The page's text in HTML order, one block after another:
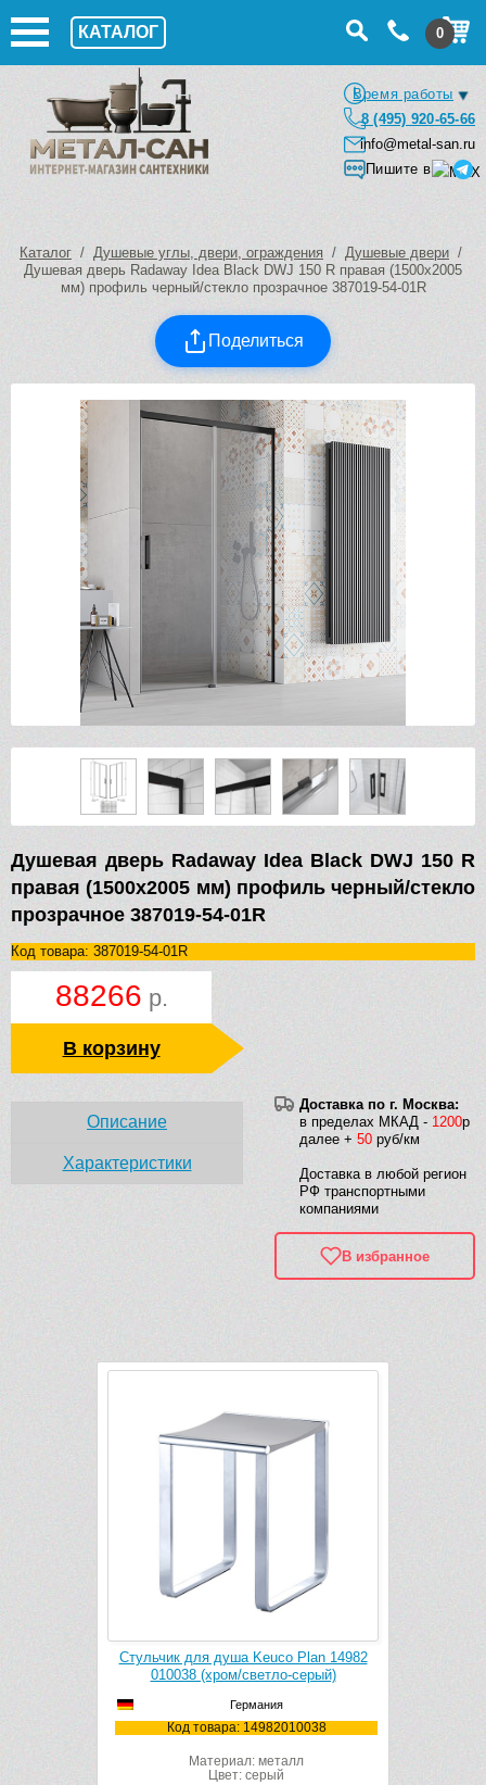
КАТАЛОГ 0
Время работы
8 (495) 920-65-66
info@metal-san.ru
Пишите в
Каталог / Душевые углы, двери, ограждения / Душевые двери /
Душевая дверь Radaway Idea Black DWJ 150 R правая (1500х2005
мм) профиль черный/стекло прозрачное 387019-54-01R
Поделиться
Душевая дверь Radaway Idea Black DWJ 150 R
правая (1500х2005 мм) профиль черный/стекло
прозрачное 387019-54-01R
Код товара: 387019-54-01R
88266 р.
В корзину
Доставка по г. Москва:
в пределах МКАД - 1200р
далее + 50 руб/км
Доставка в любой регион
РФ транспортными
компаниями
В избранное
Описание
Характеристики
Стульчик для душа Keuco Plan 14982
010038 (хром/светло-серый)
Германия
Код товара: 14982010038
Материал: металл
Цвет: серый